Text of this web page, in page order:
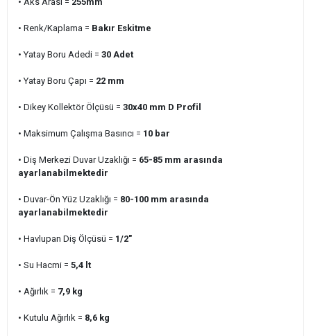
• Renk/Kaplama = Bakır Eskitme
• Yatay Boru Adedi = 30 Adet
• Yatay Boru Çapı = 22 mm
• Dikey Kollektör Ölçüsü = 30x40 mm D Profil
• Maksimum Çalışma Basıncı = 10 bar
• Diş Merkezi Duvar Uzaklığı = 65-85 mm arasında
ayarlanabilmektedir
• Duvar-Ön Yüz Uzaklığı = 80-100 mm arasında
ayarlanabilmektedir
• Havlupan Diş Ölçüsü = 1/2"
• Su Hacmi = 5,4 lt
• Ağırlık = 7,9 kg
• Kutulu Ağırlık = 8,6 kg